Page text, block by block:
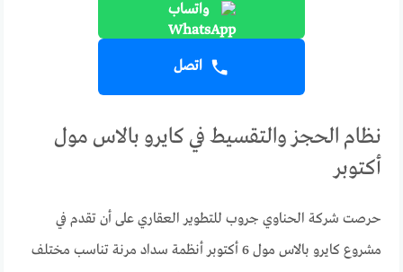
واتساب
اتصل
نظام الحجز والتقسيط في كايرو بالاس مول
أكتوبر
حرصت شركة الحناوي جروب للتطوير العقاري على أن تقدم في
مشروع كايرو بالاس مول 6 أكتوبر أنظمة سداد مرنة تناسب مختلف